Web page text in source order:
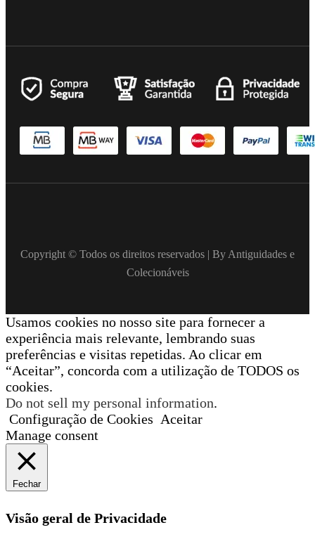
Copyright © Todos os direitos reservados | By Antiguidades e
Colecionáveis
Usamos cookies no nosso site para fornecer a
experiência mais relevante, lembrando suas
preferências e visitas repetidas. Ao clicar em
“Aceitar”, concorda com a utilização de TODOS os
cookies.
Do not sell my personal information.
Configuração de Cookies Aceitar
Manage consent
Fechar
Visão geral de Privacidade